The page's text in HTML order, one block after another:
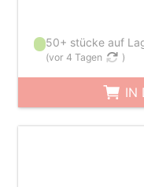
50+ stücke auf
(vor 4 Tagen )
IN